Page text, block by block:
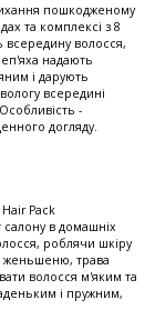
пошкодженому
та комплексі з 8
всередину волосся,
надають
і дарують
всередині
-
догляду.
Pack
в домашніх
роблячи шкіру
женьшеню, трава
волосся м'яким та
і пружним,